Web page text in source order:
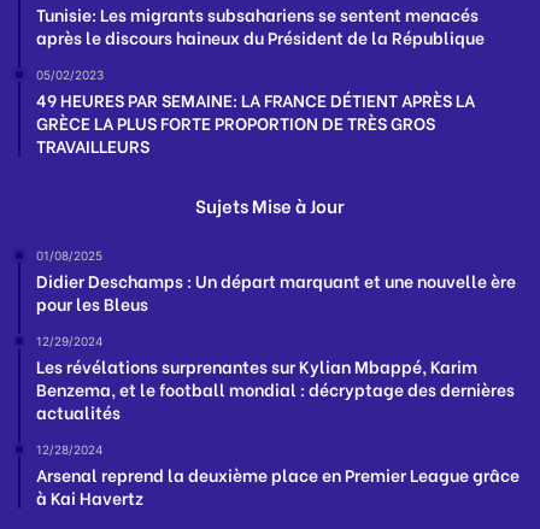
Tunisie: Les migrants subsahariens se sentent menacés
après le discours haineux du Président de la République
05/02/2023
49 HEURES PAR SEMAINE: LA FRANCE DÉTIENT APRÈS LA
GRÈCE LA PLUS FORTE PROPORTION DE TRÈS GROS
TRAVAILLEURS
Sujets Mise à Jour
01/08/2025
Didier Deschamps : Un départ marquant et une nouvelle ère
pour les Bleus
12/29/2024
Les révélations surprenantes sur Kylian Mbappé, Karim
Benzema, et le football mondial : décryptage des dernières
actualités
12/28/2024
Arsenal reprend la deuxième place en Premier League grâce
à Kai Havertz